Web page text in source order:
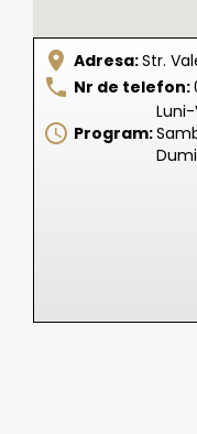
Adresa:Str.
Nr de telefon:
Program: